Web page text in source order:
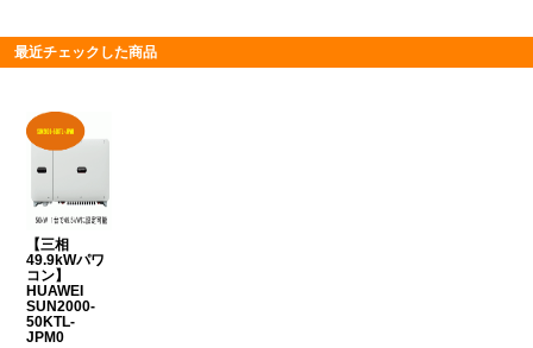
最近チェックした商品
【三相
49.9kWパワ
コン】
HUAWEI
SUN2000-
50KTL-
JPM0